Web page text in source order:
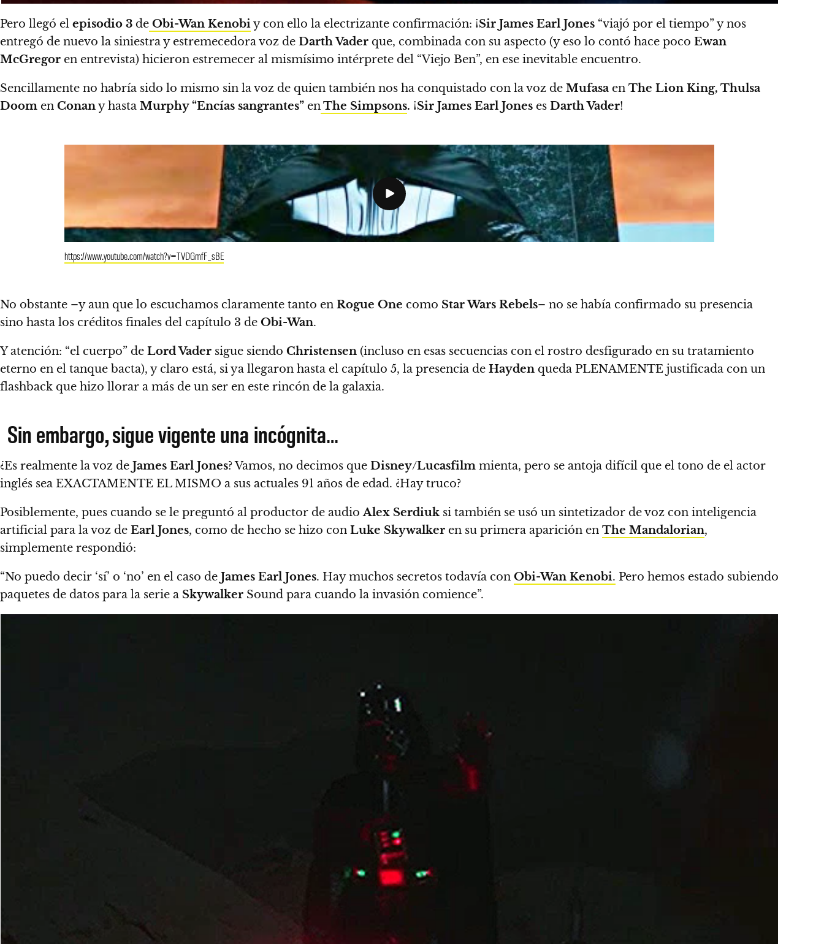
Pero llegó el episodio 3 de Obi-Wan Kenobiy con ello la electrizante confirmación: ¡Sir James Earl Jones “viajó por el tiempo”y nos
entregó de nuevo la siniestra y estremecedora voz de Darth Vader que, combinada con su aspecto (y eso lo contó hace poco Ewan
McGregor en entrevista) hicieron estremecer al mismísimo intérprete del “Viejo Ben”, en ese inevitable encuentro.
Sencillamente no habría sido lo mismo sin la voz de quien también nos ha conquistado con la voz de Mufasa en The Lion King, Thulsa
Doom en Conany hasta Murphy “Encías sangrantes” enThe Simpsons. ¡Sir James Earl Jones es Darth Vader!
https://www.youtube.com/watch?v=TVDGmfF_sBE
No obstante –y aun que lo escuchamos claramente tanto en Rogue One como Star Wars Rebels– no se había confirmado su presencia
sino hasta los créditos finales del capítulo 3 de Obi-Wan.
Y atención: “el cuerpo” de Lord Vader sigue siendo Christensen (incluso en esas secuencias con el rostro desfigurado en su tratamiento
eterno en el tanque bacta), y claro está, si ya llegaron hasta el capítulo 5, la presencia de Hayden queda PLENAMENTE justificada con un
flashback que hizo llorar a más de un ser en este rincón de la galaxia.
Sin embargo, sigue vigente una incógnita…
¿Es realmente la voz de James Earl Jones?Vamos, no decimos que Disney/Lucasfilm mienta, pero se antoja difícil que el tono de el actor
inglés sea EXACTAMENTE EL MISMO a sus actuales 91 años de edad. ¿Hay truco?
Posiblemente, pues cuando se le preguntó al productor de audioAlex Serdiuk si también se usó un sintetizador de voz con inteligencia
artificial para la voz de Earl Jones, como de hecho se hizo con Luke Skywalker en su primera aparición en The Mandalorian,
simplemente respondió:
“No puedo decir ‘sí’ o ‘no’ en el caso de James Earl Jones. Hay muchos secretos todavía con Obi-Wan Kenobi. Pero hemos estado subiendo
paquetes de datos para la serie a Skywalker Sound para cuando la invasión comience”.